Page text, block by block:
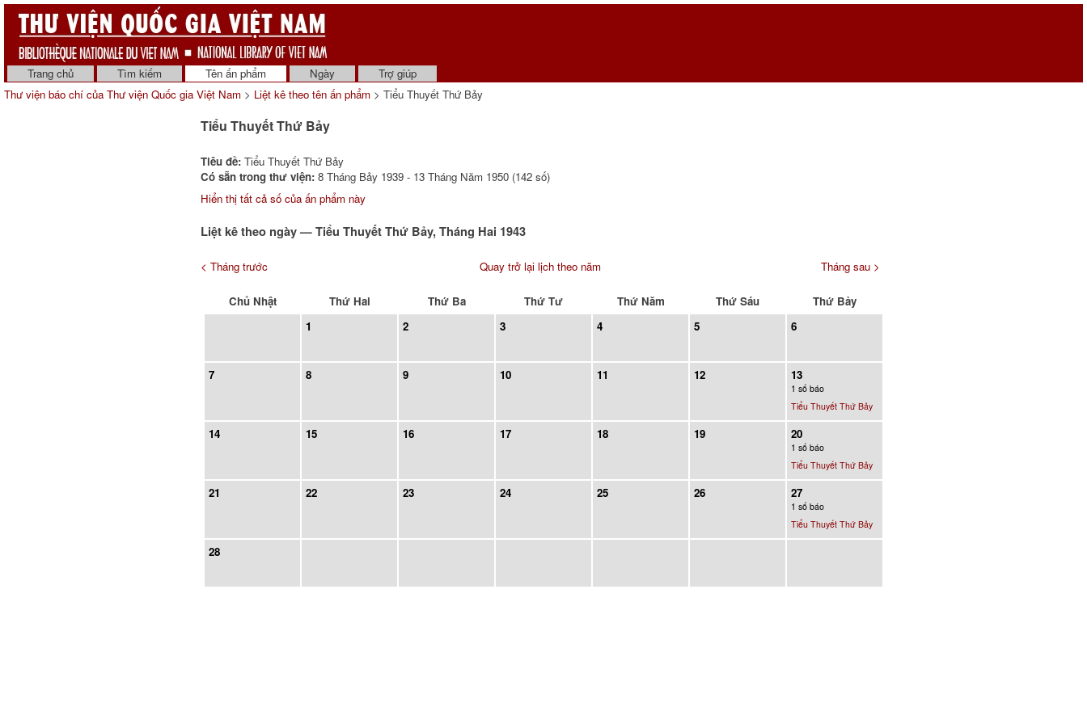
Trang chủ Tìm kiếm Tên ấn phẩm Ngày
Trợ giúp
Thư viện báo chí của Thư viện Quốc gia Việt Nam > Liệt kê theo tên ấn phẩm > Tiểu Thuyết Thứ Bảy
Tiểu Thuyết Thứ Bảy
Tiêu đề: Tiểu Thuyết Thứ Bảy
Có sẵn trong thư viện: 8 Tháng Bảy 1939 - 13 Tháng Năm 1950 (142 số)
Hiển thị tất cả số của ấn phẩm này
Liệt kê theo ngày — Tiểu Thuyết Thứ Bảy, Tháng Hai 1943
< Tháng trước Quay trở lại lịch theo năm Tháng sau >
Chủ Nhật Thứ Hai Thứ Ba Thứ Tư Thứ Năm Thứ Sáu
Thứ Bảy
1
2 3 4 5 6
7 8 9 10 11 12 13
1 số báo
Tiểu Thuyết Thứ Bảy
14 15 16 17 18 19 20
1 số báo
Tiểu Thuyết Thứ Bảy
21 22 23 24 25 26 27
1 số báo
Tiểu Thuyết Thứ Bảy
28